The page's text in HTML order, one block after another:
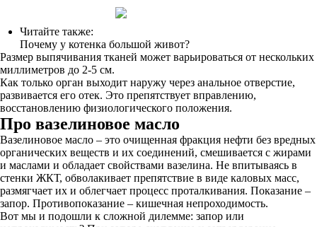
Читайте также:
Почему у котенка большой живот?
Размер выпячивания тканей может варьироваться от нескольких
миллиметров до 2-5 см.
Как только орган выходит наружу через анальное отверстие,
развивается его отек. Это препятствует вправлению,
восстановлению физиологического положения.
Про вазелиновое масло
Вазелиновое масло – это очищенная фракция нефти без вредных
органических веществ и их соединений, смешивается с жирами
и маслами и обладает свойствами вазелина. Не впитываясь в
стенки ЖКТ, обволакивает препятствие в виде каловых масс,
размягчает их и облегчает процесс проталкивания. Показание –
запор. Противопоказание – кишечная непроходимость.
Вот мы и подошли к сложной дилемме: запор или